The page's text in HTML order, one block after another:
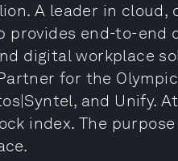
A leader in cloud,
provides end-to-end
digital workplace
for the
and Unify.
index. The